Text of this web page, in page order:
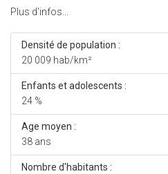
Plus d'infos...
Densité de population :
20 009 hab/km²
Enfants et adolescents :
24 %
Age moyen :
38 ans
Nombre d'habitants :